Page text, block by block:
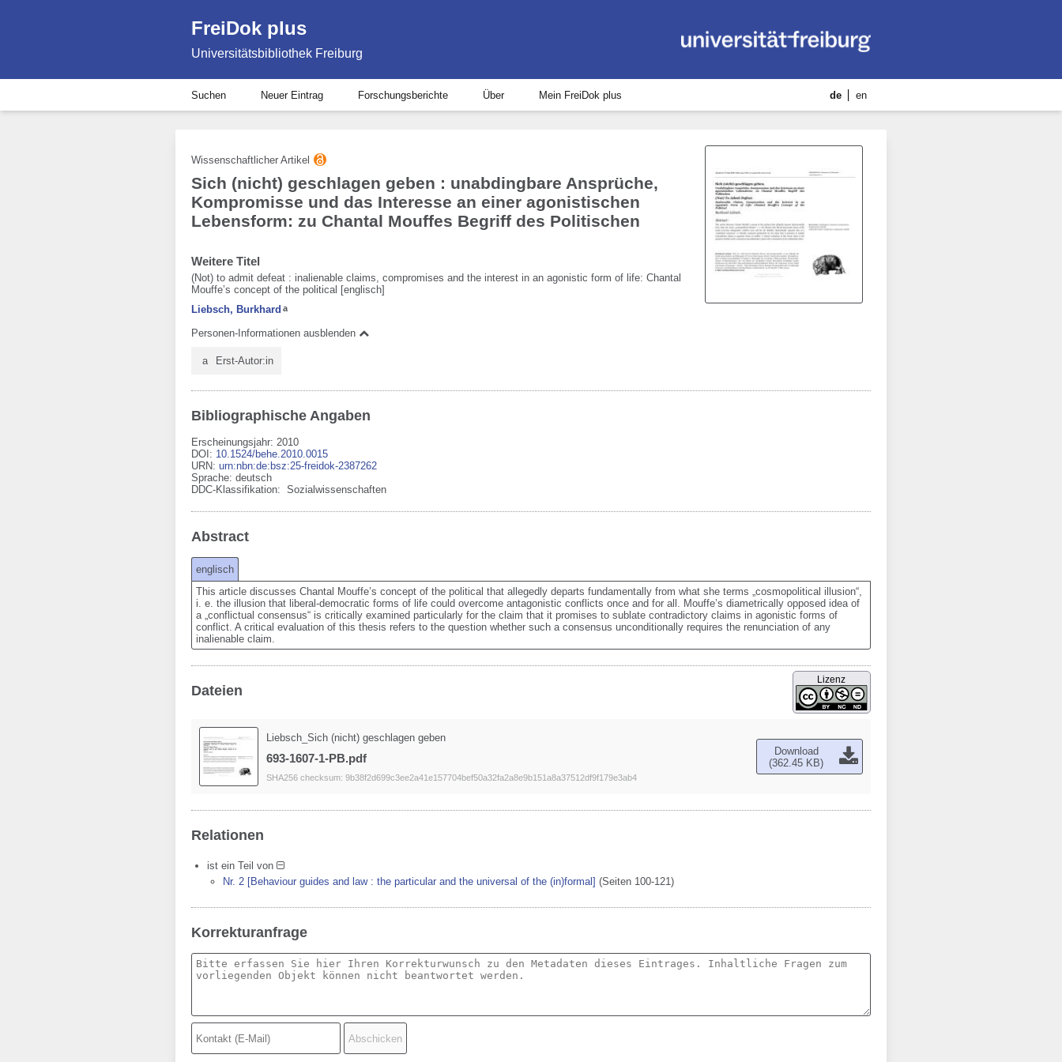
FreiDok plus
Universitätsbibliothek Freiburg
Suchen Neuer Eintrag Forschungsberichte Über Mein FreiDok plus de en
Wissenschaftlicher Artikel
Sich (nicht) geschlagen geben : unabdingbare Ansprüche,
Kompromisse und das Interesse an einer agonistischen
Lebensform: zu Chantal Mouffes Begriff des Politischen
Weitere Titel
(Not) to admit defeat : inalienable claims, compromises and the interest in an agonistic form of life: Chantal
Mouffe’s concept of the political [englisch]
Liebsch, Burkhard a
Personen-Informationen ausblenden
a Erst-Autor:in
Bibliographische Angaben
Erscheinungsjahr: 2010
DOI : 10.1524/behe.2010.0015
URN: urn:nbn:de:bsz:25-freidok-2387262
Sprache: deutsch
DDC-Klassifikation: Sozialwissenschaften
Abstract
englisch
This article discusses Chantal Mouffe’s concept of the political that allegedly departs fundamentally from what she terms „cosmopolitical illusion“,
i. e. the illusion that liberal-democratic forms of life could overcome antagonistic conflicts once and for all. Mouffe’s diametrically opposed idea of
a „conflictual consensus“ is critically examined particularly for the claim that it promises to sublate contradictory claims in agonistic forms of
conflict. A critical evaluation of this thesis refers to the question whether such a consensus unconditionally requires the renunciation of any
inalienable claim.
Dateien
Lizenz
Liebsch_Sich (nicht) geschlagen geben
693-1607-1-PB.pdf
SHA256 checksum: 9b38f2d699c3ee2a41e157704bef50a32fa2a8e9b151a8a37512df9f179e3ab4
Download
(362.45 KB)
Relationen
ist ein Teil von
Nr. 2 [Behaviour guides and law : the particular and the universal of the (in)formal] (Seiten 100-121)
Korrekturanfrage